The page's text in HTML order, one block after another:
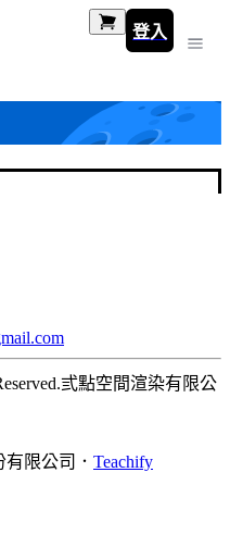
登入
弎點空間渲染有限公
限公司． Teachify